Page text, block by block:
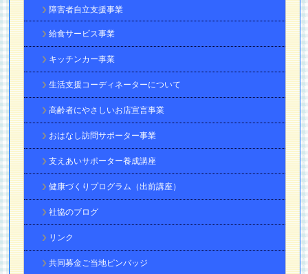
障害者自立支援事業
給食サービス事業
キッチンカー事業
生活支援コーディネーターについて
高齢者にやさしいお店宣言事業
おはなし訪問サポーター事業
支えあいサポーター養成講座
健康づくりプログラム（出前講座）
社協のブログ
リンク
共同募金ご当地ピンバッジ